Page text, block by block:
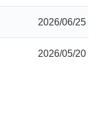
2026/06/25
2026/05/20